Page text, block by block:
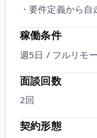
・要件定義から
稼働条件
週5日 / フルリモ
面談回数
2回
契約形態